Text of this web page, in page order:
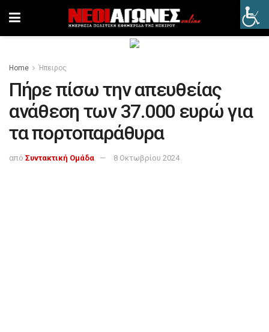
Home Ήπειρος
Πήρε πίσω την απευθείας
ανάθεση των 37.000 ευρώ για
τα πορτοπαράθυρα
από Συντακτική Ομάδα 8 Οκτωβρίου 2024